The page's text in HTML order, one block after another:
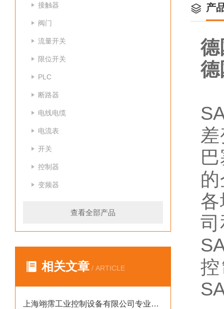
接触器
阀门
流量开关
限位开关
PLC
断路器
电线电缆
电流表
开关
控制器
变频器
查看全部产品
相关文章 / ARTICLE
上海翊霈工业控制设备有限公司专业修补阀体和阀盖
产
德
德